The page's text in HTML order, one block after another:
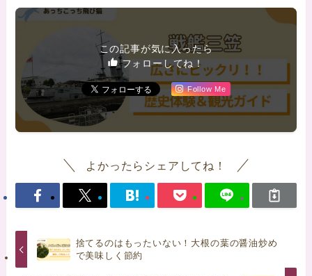
この記事が気に入ったら
フォローしてね！
Follow Me
よかったらシェアしてね！
捨てるのはもったいない！大根の葉の醤油炒め
で美味しく節約